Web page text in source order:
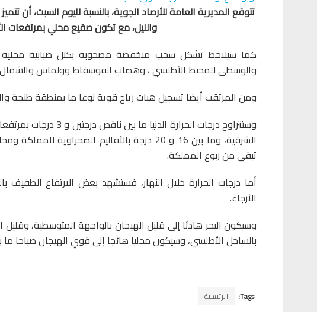
تتوقع المديرية العامة للأرصاد الجوية، بالنسبة لليوم السبت، أن
والليل، مع تكون صقيع محلي
كما سيلاحظ تشكل سحب منخفضة مصحوبة بكتل ضبابية محلية
والوسطى للمحيط الأطلسي ، وهضاب الفوسفاط وولماس والشمال
ومن المرتقب أيضا تسجيل هبات رياح قوية نوعا ما بمنطقة طنجة
تبقى من ربوع المملكة.
أما درجات الحرارة خلال النهار، فستشهد بعض الارتفاع الطفيف
الأرجاء.
وسيكون البحر هادئا إلى قليل الهيجان بالواجهة المتوسطية، وقليل
بالساحل الأطلسي، وسيكون محليا هائجا إلى قوي الهيجان صباحا ما
Tags: الرئيسية